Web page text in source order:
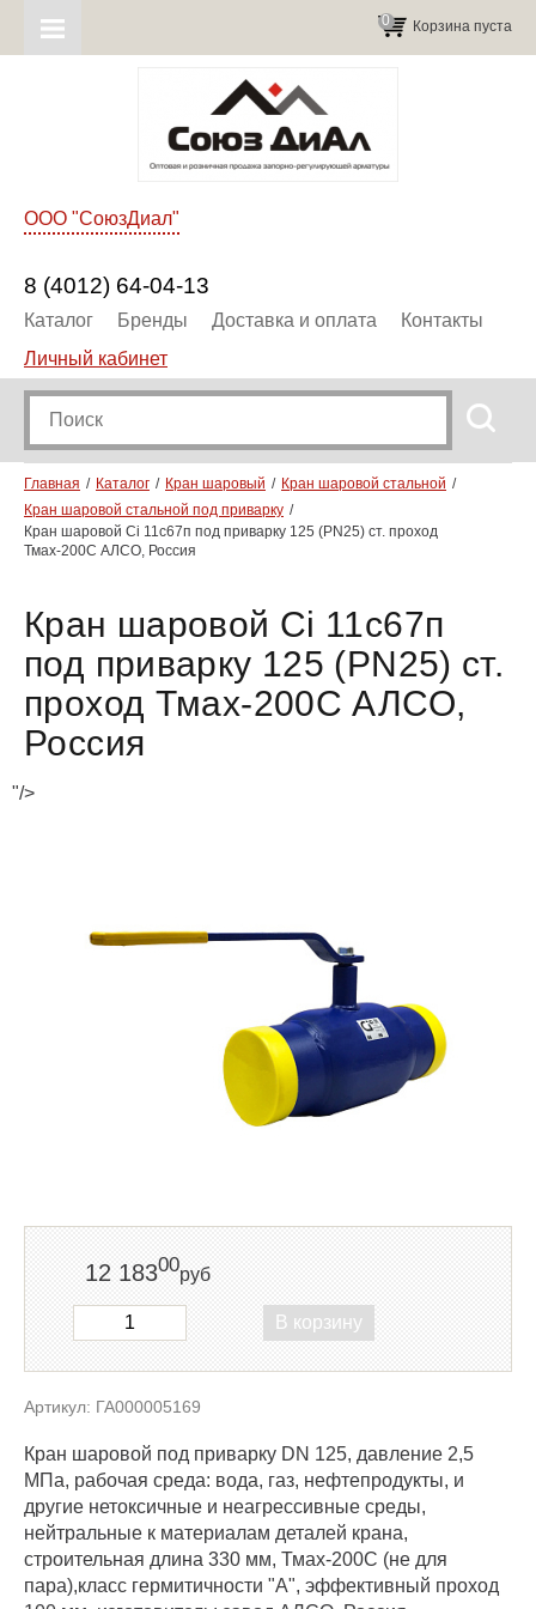
Корзина пуста
0
ООО "СоюзДиал"
8 (4012) 64-04-13
Каталог Бренды Доставка и оплата
Контакты
Личный кабинет
Главная Каталог Кран шаровый
Кран шаровой стальной
Кран шаровой стальной под приварку
Кран шаровой Ci 11с67п под приварку 125 (PN25) ст. проход
Тмах-200С АЛСО, Россия
Кран шаровой Ci 11с67п
под приварку 125 (PN25) ст.
проход Тмах-200С АЛСО,
Россия
"/>
12 18300руб
В корзину
Артикул: ГА000005169
Кран шаровой под приварку DN 125, давление 2,5
МПа, рабочая среда: вода, газ, нефтепродукты, и
другие нетоксичные и неагрессивные среды,
нейтральные к материалам деталей крана,
строительная длина 330 мм, Тмах-200С (не для
пара),класс гермитичности "А", эффективный проход